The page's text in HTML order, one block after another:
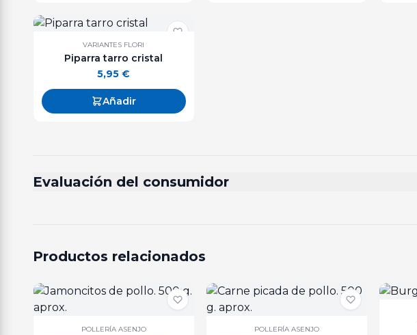
VARIANTES FLORI
Piparra tarro cristal
5,95€
Añadir
Evaluación del consumidor
Productos relacionados
POLLERÍA ASENJO POLLERÍA ASENJO